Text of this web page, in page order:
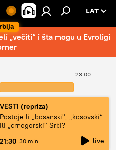
LAT
„večiti“ i šta mogu u Evroligi
23:00
VESTI (repriza)
Postoje li „bosanski", „kosovski“
ili „crnogorski" Srbi?
21:30 30 min live